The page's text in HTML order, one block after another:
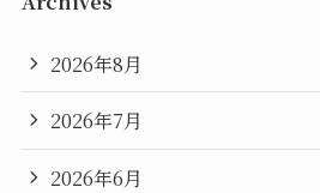
2026年8月
2026年7月
2026年6月